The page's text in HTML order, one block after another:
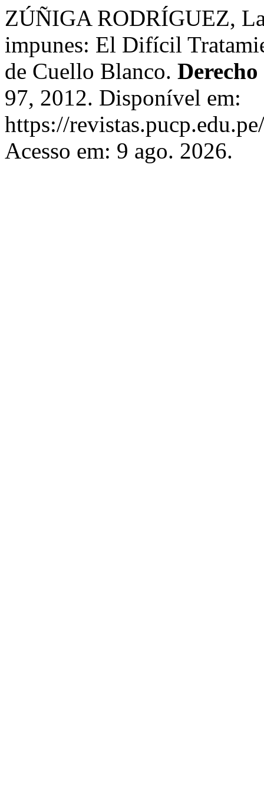
ZÚÑIGA RODRÍGUEZ,
impunes: El Difícil
de Cuello Blanco.
97, 2012. Disponível em:
https://
Acesso em: 9 ago. 2026.